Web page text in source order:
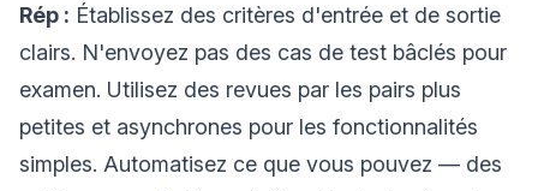
Rép : Établissez des critères d'entrée et de sortie
clairs. N'envoyez pas des cas de test bâclés pour
examen. Utilisez des revues par les pairs plus
petites et asynchrones pour les fonctionnalités
simples. Automatisez ce que vous pouvez — des